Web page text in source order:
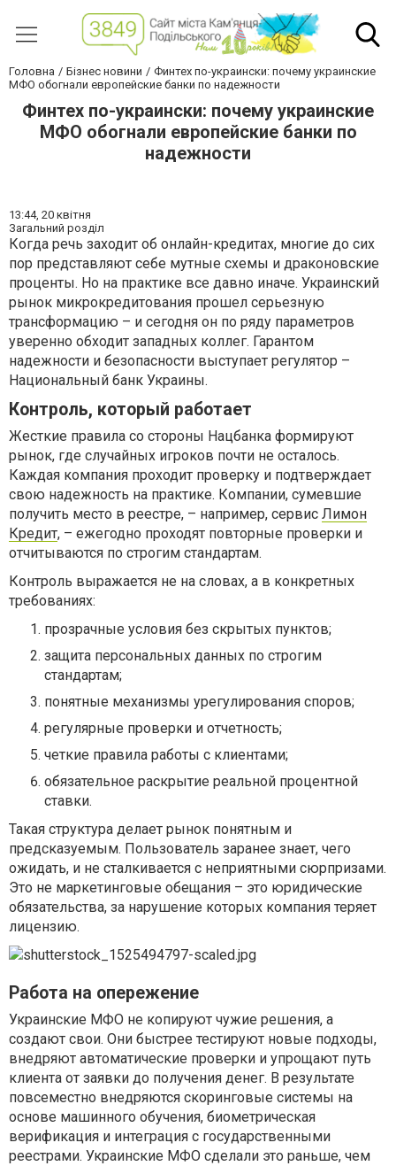
Головна Бізнес новини
Финтех по-украински: почему украинские
МФО обогнали европейские банки по надежности
Финтех по-украински: почему украинские
МФО обогнали европейские банки по
надежности
13:44, 20 квітня
Загальний розділ
Когда речь заходит об онлайн-кредитах, многие до сих
пор представляют себе мутные схемы и драконовские
проценты. Но на практике все давно иначе. Украинский
рынок микрокредитования прошел серьезную
трансформацию – и сегодня он по ряду параметров
уверенно обходит западных коллег. Гарантом
надежности и безопасности выступает регулятор –
Национальный банк Украины.
Контроль, который работает
Жесткие правила со стороны Нацбанка формируют
рынок, где случайных игроков почти не осталось.
Каждая компания проходит проверку и подтверждает
свою надежность на практике. Компании, сумевшие
получить место в реестре, – например, сервис Лимон
Кредит, – ежегодно проходят повторные проверки и
отчитываются по строгим стандартам.
Контроль выражается не на словах, а в конкретных
требованиях:
прозрачные условия без скрытых пунктов;
защита персональных данных по строгим
стандартам;
понятные механизмы урегулирования споров;
регулярные проверки и отчетность;
четкие правила работы с клиентами;
обязательное раскрытие реальной процентной
ставки.
Такая структура делает рынок понятным и
предсказуемым. Пользователь заранее знает, чего
ожидать, и не сталкивается с неприятными сюрпризами.
Это не маркетинговые обещания – это юридические
обязательства, за нарушение которых компания теряет
лицензию.
Работа на опережение
Украинские МФО не копируют чужие решения, а
создают свои. Они быстрее тестируют новые подходы,
внедряют автоматические проверки и упрощают путь
клиента от заявки до получения денег. В результате
повсеместно внедряются скоринговые системы на
основе машинного обучения, биометрическая
верификация и интеграция с государственными
реестрами. Украинские МФО сделали это раньше, чем